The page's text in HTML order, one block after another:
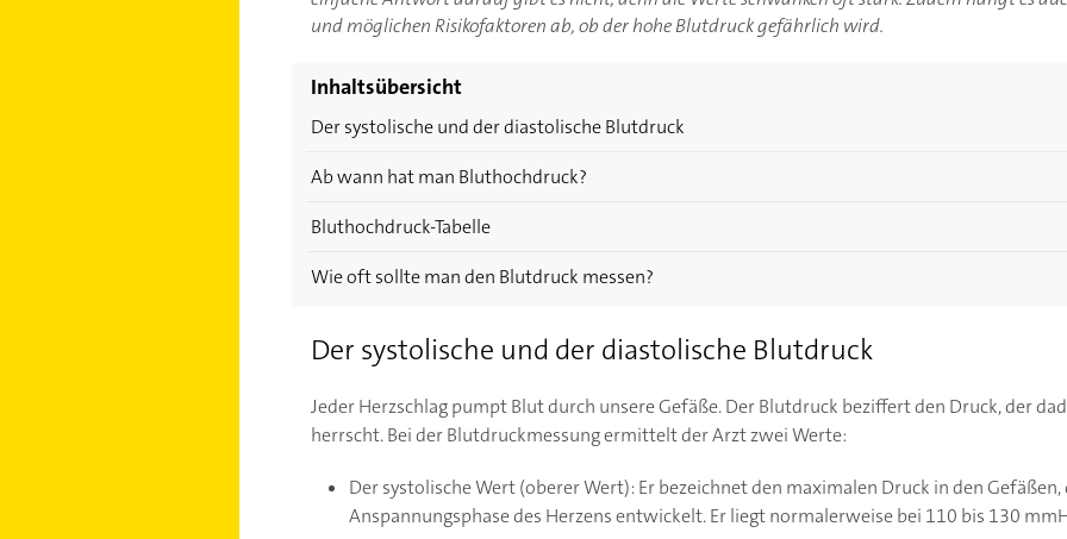
und möglichen Risikofaktoren ab, ob der hohe Blutdruck gefährlich wird.
Inhaltsübersicht
Der systolische und der diastolische Blutdruck
Ab wann hat man Bluthochdruck?
Bluthochdruck-Tabelle
Wie oft sollte man den Blutdruck messen?
Der systolische und der diastolische Blutdruck
Jeder Herzschlag pumpt Blut durch unsere Gefäße. Der Blutdruck beziffert den Druck, der
herrscht. Bei der Blutdruckmessung ermittelt der Arzt zwei Werte:
Der systolische Wert (oberer Wert): Er bezeichnet den maximalen Druck in den
Anspannungsphase des Herzens entwickelt. Er liegt normalerweise bei 110 bis 130